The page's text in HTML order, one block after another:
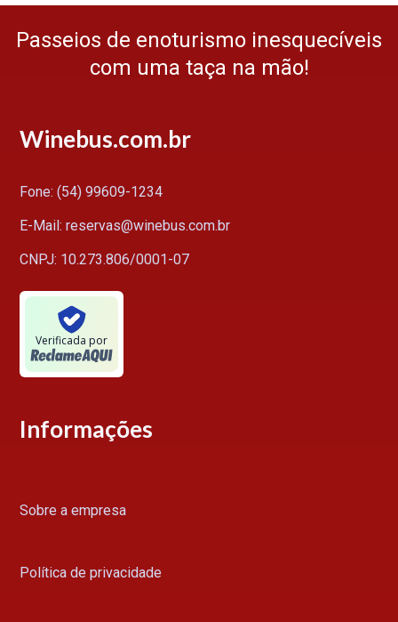
Passeios de enoturismo inesquecíveis
com uma taça na mão!
Winebus.com.br
Fone: (54) 99609-1234
E-Mail: reservas@winebus.com.br
CNPJ: 10.273.806/0001-07
Verificada por
Informações
Sobre a empresa
Política de privacidade